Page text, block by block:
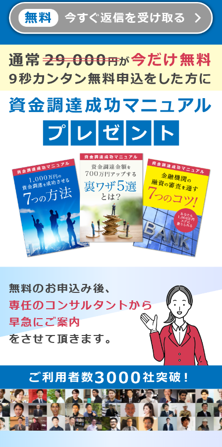
無料のお申込み後、
専任のコンサルタントから
早急にご案内
をさせて頂きます。